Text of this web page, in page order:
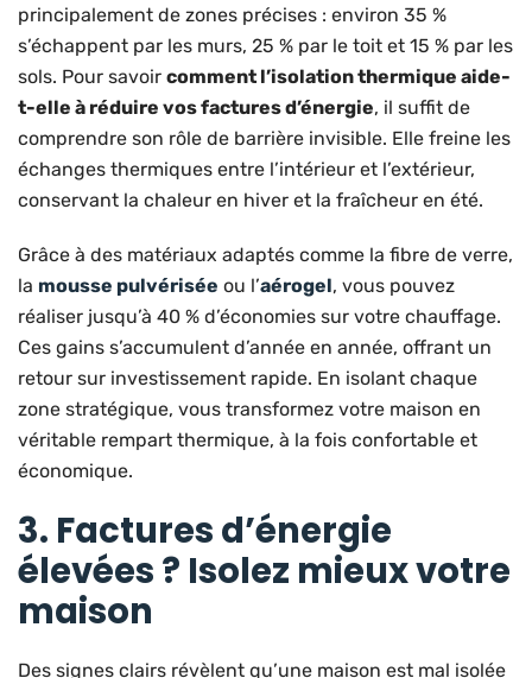
principalement de zones précises : environ 35 %
s’échappent par les murs, 25 % par le toit et 15 % par les
sols. Pour savoir comment l’isolation thermique aide-
t-elle à réduire vos factures d’énergie, il suffit de
comprendre son rôle de barrière invisible. Elle freine les
échanges thermiques entre l’intérieur et l’extérieur,
conservant la chaleur en hiver et la fraîcheur en été.
Grâce à des matériaux adaptés comme la fibre de verre,
la mousse pulvérisée ou l’aérogel, vous pouvez
réaliser jusqu’à 40 % d’économies sur votre chauffage.
Ces gains s’accumulent d’année en année, offrant un
retour sur investissement rapide. En isolant chaque
zone stratégique, vous transformez votre maison en
véritable rempart thermique, à la fois confortable et
économique.
3. Factures d’énergie
élevées ? Isolez mieux votre
maison
Des signes clairs révèlent qu’une maison est mal isolée